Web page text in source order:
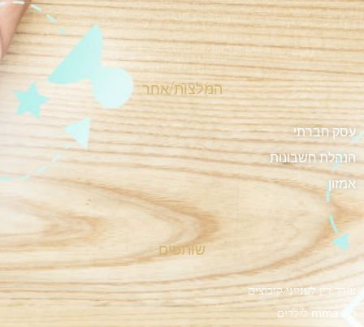
המלצות/אחר
עסק חברתי
הנהלת חשבונות
אמזון
שותפים
עורך דין לענייני קיבוצים
חוג mma לילדים